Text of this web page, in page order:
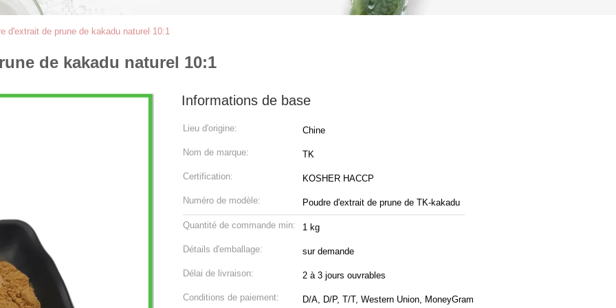
d'extrait de prune de kakadu naturel 10:1
de kakadu naturel 10:1
Informations de base
Lieu d'origine: Chine
Nom de marque: TK
Certification: KOSHER HACCP
Numéro de modèle: Poudre d'extrait de prune de TK-kakadu
Quantité de commande min: 1 kg
Détails d'emballage: sur demande
Délai de livraison: 2 à 3 jours ouvrables
Conditions de paiement: D/A, D/P, T/T, Western Union, MoneyGram